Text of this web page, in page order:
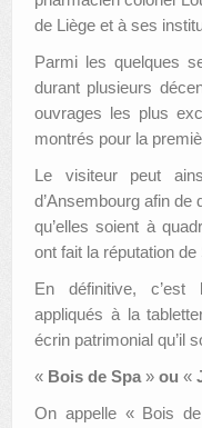
de Liège et à ses
Parmi les quelques
durant plusieurs
ouvrages les plus
montrés pour la
Le visiteur peut
d’Ansembourg afin
qu’elles soient à
ont fait la réputation
En définitive,
appliqués à la
écrin patrimonial qu’il
« Bois de Spa » ou «
On appelle « Bois